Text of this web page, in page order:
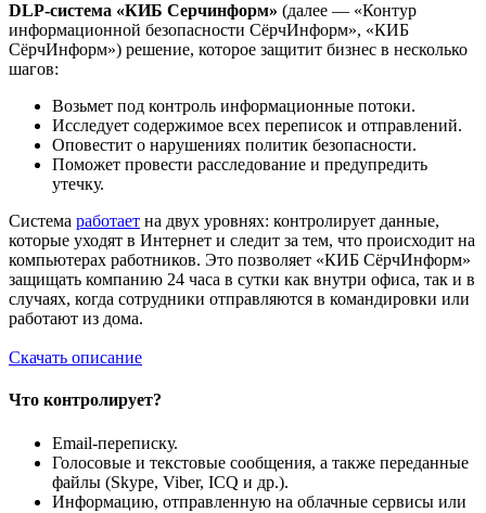
DLP-система «КИБ Серчинформ» (далее — «Контур
информационной безопасности СёрчИнформ», «КИБ
СёрчИнформ») решение, которое защитит бизнес в несколько
шагов:
Возьмет под контроль информационные потоки.
Исследует содержимое всех переписок и отправлений.
Оповестит о нарушениях политик безопасности.
Поможет провести расследование и предупредить
утечку.
Система работает на двух уровнях: контролирует данные,
которые уходят в Интернет и следит за тем, что происходит на
компьютерах работников. Это позволяет «КИБ СёрчИнформ»
защищать компанию 24 часа в сутки как внутри офиса, так и в
случаях, когда сотрудники отправляются в командировки или
работают из дома.
Скачать описание
Что контролирует?
Email-переписку.
Голосовые и текстовые сообщения, а также переданные
файлы (Skype, Viber, ICQ и др.).
Информацию, отправленную на облачные сервисы или